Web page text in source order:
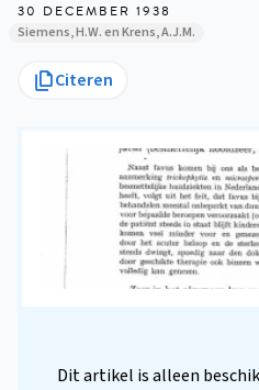
30 DECEMBER 1938
Siemens, H.W. en Krens, A.J.M.
Citeren
Dit artikel is alleen